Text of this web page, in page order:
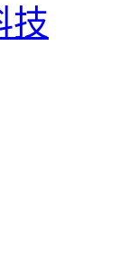
技